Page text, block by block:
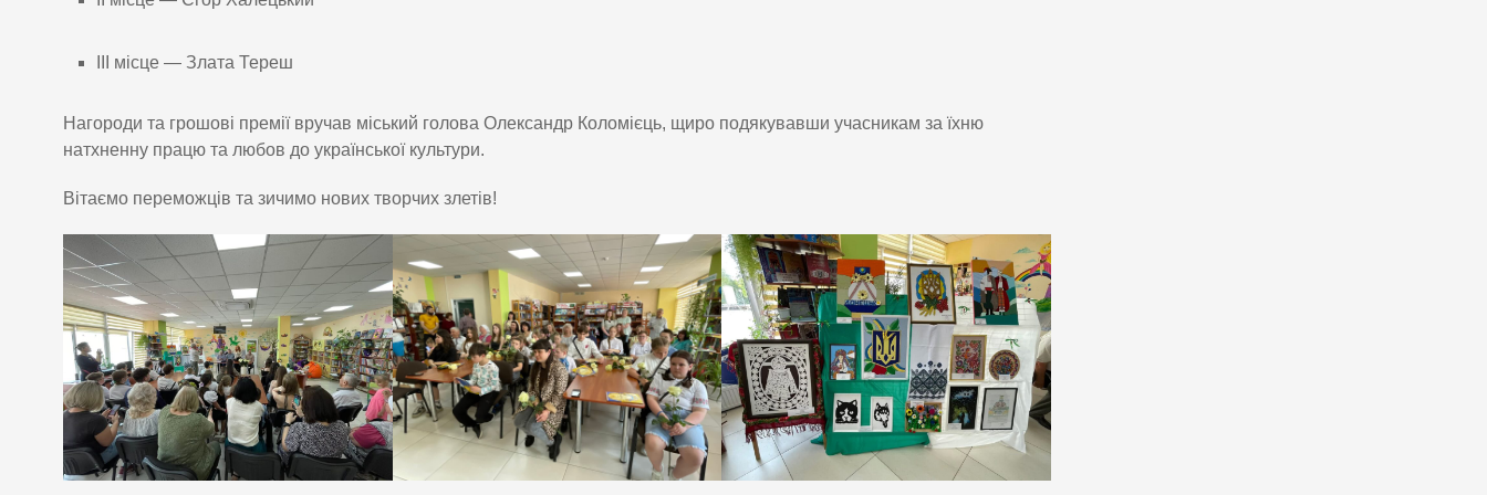
ІІІ місце — Злата Тереш
Нагороди та грошові премії вручав міський голова Олександр Коломієць, щиро подякувавши учасникам за їхню
натхненну працю та любов до української культури.
Вітаємо переможців та зичимо нових творчих злетів!